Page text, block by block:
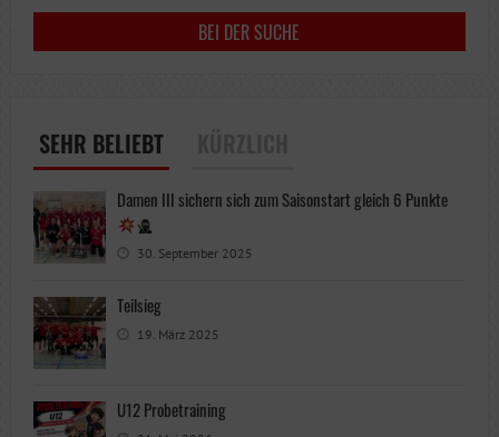
SEHR BELIEBT
Damen III sichern sich zum Saisonstart gleich 6 Punkte
30. September 2025
Teilsieg
19. März 2025
U12 Probetraining